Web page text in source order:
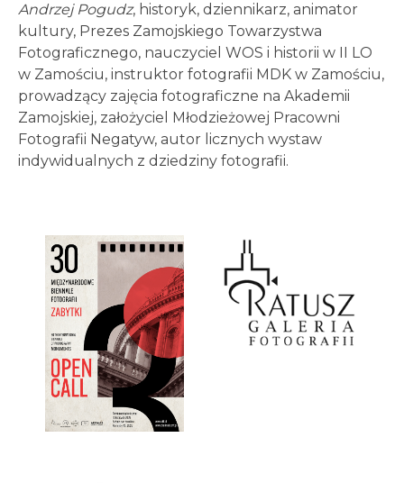
Andrzej Pogudz, historyk, dziennikarz, animator
kultury, Prezes Zamojskiego Towarzystwa
Fotograficznego, nauczyciel WOS i historii w II LO
w Zamościu, instruktor fotografii MDK w Zamościu,
prowadzący zajęcia fotograficzne na Akademii
Zamojskiej, założyciel Młodzieżowej Pracowni
Fotografii Negatyw, autor licznych wystaw
indywidualnych z dziedziny fotografii.